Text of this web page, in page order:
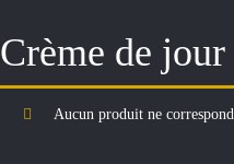
Crème de jour
Aucun produit ne